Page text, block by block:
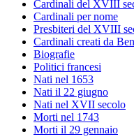
Cardinali del XVIII
Cardinali per nome
Presbiteri del XVIII
Cardinali creati da
Biografie
Politici francesi
Nati nel 1653
Nati il 22 giugno
Nati nel XVII secolo
Morti nel 1743
Morti il 29 gennaio